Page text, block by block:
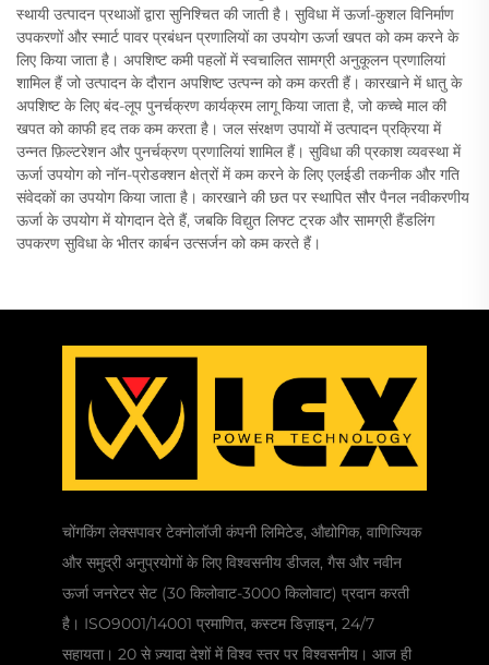
स्थायी उत्पादन प्रथाओं द्वारा सुनिश्चित की जाती है। सुविधा में ऊर्जा-कुशल विनिर्माण
उपकरणों और स्मार्ट पावर प्रबंधन प्रणालियों का उपयोग ऊर्जा खपत को कम करने के
लिए किया जाता है। अपशिष्ट कमी पहलों में स्वचालित सामग्री अनुकूलन प्रणालियां
शामिल हैं जो उत्पादन के दौरान अपशिष्ट उत्पन्न को कम करती हैं। कारखाने में धातु के
अपशिष्ट के लिए बंद-लूप पुनर्चक्रण कार्यक्रम लागू किया जाता है, जो कच्चे माल की
खपत को काफी हद तक कम करता है। जल संरक्षण उपायों में उत्पादन प्रक्रिया में
उन्नत फ़िल्टरेशन और पुनर्चक्रण प्रणालियां शामिल हैं। सुविधा की प्रकाश व्यवस्था में
ऊर्जा उपयोग को नॉन-प्रोडक्शन क्षेत्रों में कम करने के लिए एलईडी तकनीक और गति
संवेदकों का उपयोग किया जाता है। कारखाने की छत पर स्थापित सौर पैनल नवीकरणीय
ऊर्जा के उपयोग में योगदान देते हैं, जबकि विद्युत लिफ्ट ट्रक और सामग्री हैंडलिंग
उपकरण सुविधा के भीतर कार्बन उत्सर्जन को कम करते हैं।
चोंगकिंग लेक्सपावर टेक्नोलॉजी कंपनी लिमिटेड, औद्योगिक, वाणिज्यिक
और समुद्री अनुप्रयोगों के लिए विश्वसनीय डीजल, गैस और नवीन
ऊर्जा जनरेटर सेट (30 किलोवाट-3000 किलोवाट) प्रदान करती
है। ISO9001/14001 प्रमाणित, कस्टम डिज़ाइन, 24/7
सहायता। 20 से ज़्यादा देशों में विश्व स्तर पर विश्वसनीय। आज ही